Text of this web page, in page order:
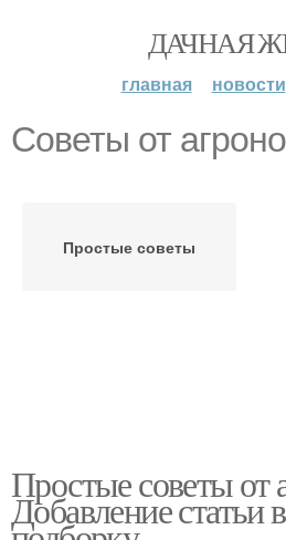
ДАЧНАЯ
главная новости
Советы от
Простые советы
Простые советы от
Добавление статьи